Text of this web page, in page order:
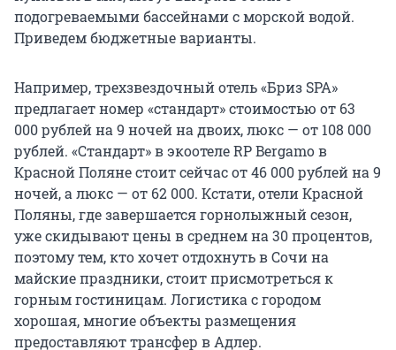
подогреваемыми бассейнами с морской водой.
Приведем бюджетные варианты.
Например, трехзвездочный отель «Бриз SPA»
предлагает номер «стандарт» стоимостью от 63
000 рублей на 9 ночей на двоих, люкс — от 108 000
рублей. «Стандарт» в экоотеле RP Bergamo в
Красной Поляне стоит сейчас от 46 000 рублей на 9
ночей, а люкс — от 62 000. Кстати, отели Красной
Поляны, где завершается горнолыжный сезон,
уже скидывают цены в среднем на 30 процентов,
поэтому тем, кто хочет отдохнуть в Сочи на
майские праздники, стоит присмотреться к
горным гостиницам. Логистика с городом
хорошая, многие объекты размещения
предоставляют трансфер в Адлер.